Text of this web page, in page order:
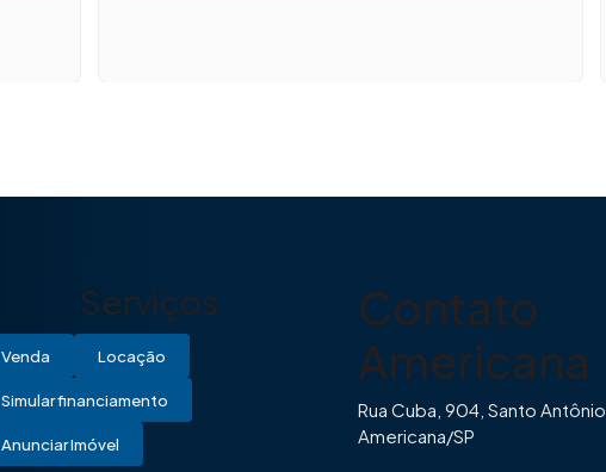
Serviços
Venda Locação
Simular financiamento
Anunciar Imóvel
Contato
Americana
Rua Cuba, 904, Santo Antônio.
Americana/SP